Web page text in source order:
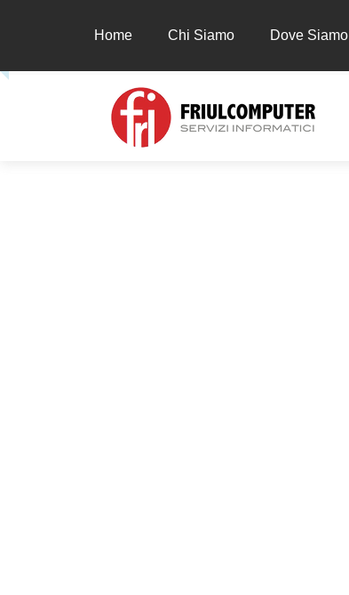
Chi Siamo Dove Siamo
Home Chi Siamo Dove Siamo